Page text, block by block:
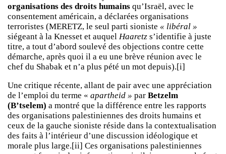
organisations des droits humains qu’Israël, avec le
consentement américain, a déclarées organisations
terroristes (MERETZ, le seul parti sioniste « libéral »
siégeant à la Knesset et auquel Haaretz s’identifie à juste
titre, a tout d’abord soulevé des objections contre cette
démarche, après quoi il a eu une brève réunion avec le
chef du Shabak et n’a plus pété un mot depuis).[i]
Une critique récente, allant de pair avec une appréciation
de l’emploi du terme « apartheid » par Betzelm
(B’tselem) a montré que la différence entre les rapports
des organisations palestiniennes des droits humains et
ceux de la gauche sioniste réside dans la contextualisation
des faits à l’intérieur d’une discussion idéologique et
morale plus large.[ii] Ces organisations palestiniennes